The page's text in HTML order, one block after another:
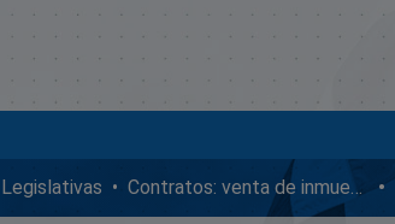
Contratos: venta de inmuebles, enmiendas y donaciones